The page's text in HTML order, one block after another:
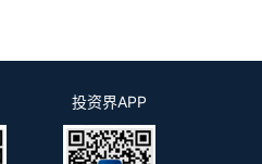
投资界APP